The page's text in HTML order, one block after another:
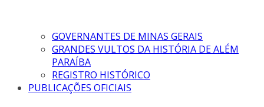
GOVERNANTES DE MINAS GERAIS
GRANDES VULTOS DA HISTÓRIA DE ALÉM
PARAÍBA
REGISTRO HISTÓRICO
PUBLICAÇÕES OFICIAIS